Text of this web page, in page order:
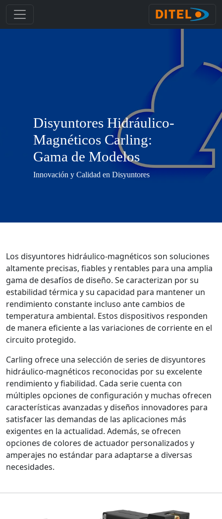
Disyuntores Hidráulico-
Magnéticos Carling:
Gama de Modelos
Innovación y Calidad en Disyuntores
Los disyuntores hidráulico-magnéticos son soluciones
altamente precisas, fiables y rentables para una amplia
gama de desafíos de diseño. Se caracterizan por su
estabilidad térmica y su capacidad para mantener un
rendimiento constante incluso ante cambios de
temperatura ambiental. Estos dispositivos responden
de manera eficiente a las variaciones de corriente en el
circuito protegido.
Carling ofrece una selección de series de disyuntores
hidráulico-magnéticos reconocidas por su excelente
rendimiento y fiabilidad. Cada serie cuenta con
múltiples opciones de configuración y muchas ofrecen
características avanzadas y diseños innovadores para
satisfacer las demandas de las aplicaciones más
exigentes en la actualidad. Además, se ofrecen
opciones de colores de actuador personalizados y
amperajes no estándar para adaptarse a diversas
necesidades.